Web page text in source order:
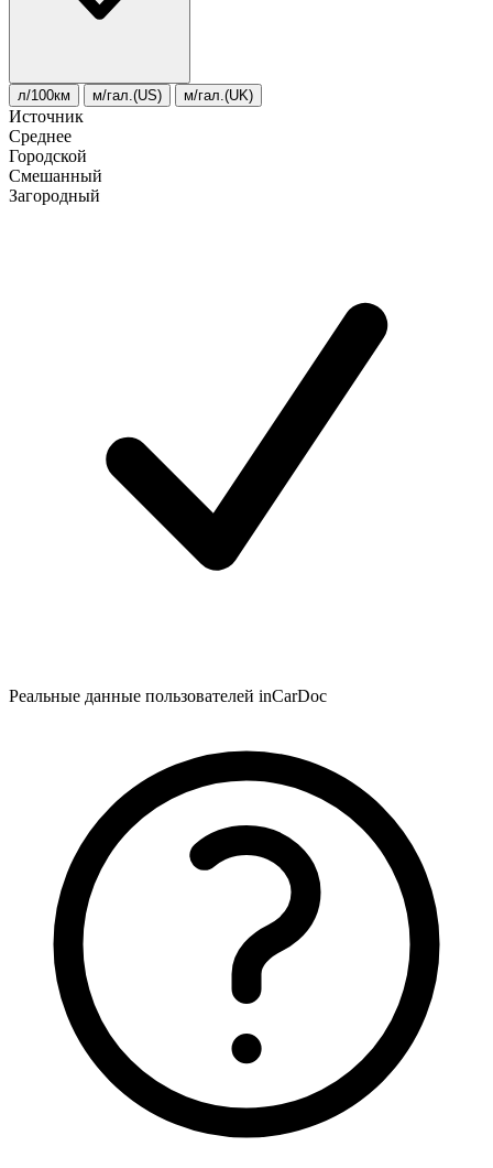
л/100км м/гал.(US) м/гал.(UK)
Источник
Среднее
Городской
Смешанный
Загородный
Реальные данные пользователей inCarDoc